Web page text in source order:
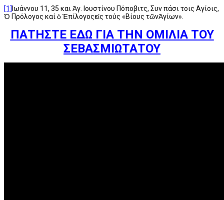
[1]Ιωάννου 11, 35 και Ἁγ. Ιουστίνου Πόποβιτς, Συν πάσι τοις Αγίοις,
Ὁ Πρόλογος καί ὁ Ἐπίλογοςεἰς τούς «Βίους τῶνἉγίων».
ΠΑΤΗΣΤΕ ΕΔΩ ΓΙΑ ΤΗΝ ΟΜΙΛΙΑ ΤΟΥ
ΣΕΒΑΣΜΙΩΤΑΤΟΥ